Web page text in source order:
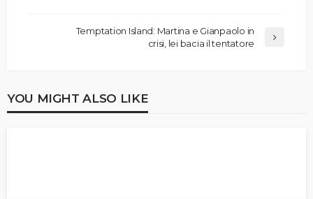
Temptation Island: Martina e Gianpaolo in
crisi, lei bacia il tentatore
YOU MIGHT ALSO LIKE